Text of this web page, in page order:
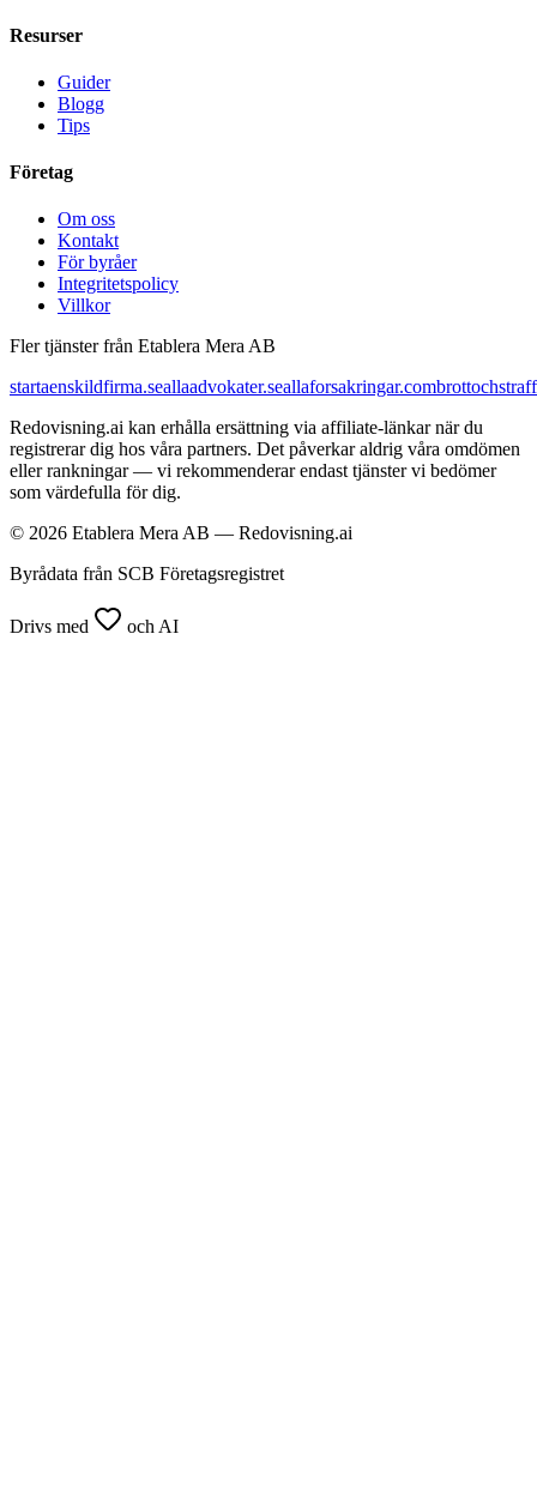
Resurser
Guider
Blogg
Tips
Företag
Om oss
Kontakt
För byråer
Integritetspolicy
Villkor
Fler tjänster från Etablera Mera AB
startaenskildfirma.seallaadvokater.seallaforsakringar.com
Redovisning.ai kan erhålla ersättning via affiliate-länkar när du
registrerar dig hos våra partners. Det påverkar aldrig våra omdömen
eller rankningar — vi rekommenderar endast tjänster vi bedömer
som värdefulla för dig.
© 2026 Etablera Mera AB — Redovisning.ai
Byrådata från SCB Företagsregistret
Drivs med och AI